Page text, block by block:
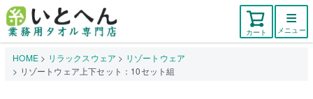
カート メニュー
HOME リラックスウェア
リゾートウェア
リゾートウェア上下セット：10セット組